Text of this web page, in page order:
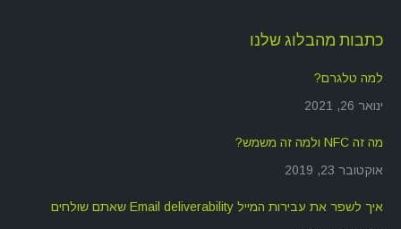
כתבות מהבלוג שלנו
למה טלגרם?
ינואר 26, 2021
מה זה NFC ולמה זה משמש?
אוקטובר 23, 2019
איך לשפר את עבירות המייל Email deliverability שאתם שולחים